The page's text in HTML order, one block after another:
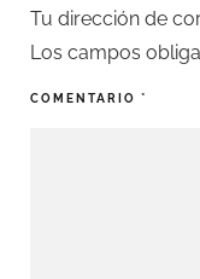
Tu dirección de
Los campos
COMENTARIO *